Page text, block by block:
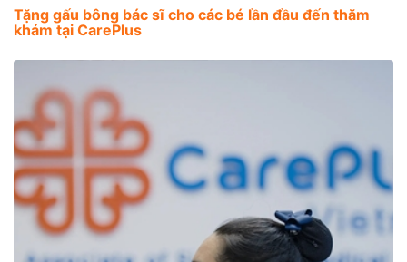
Tặng gấu bông bác sĩ cho các bé lần đầu đến thăm
khám tại CarePlus